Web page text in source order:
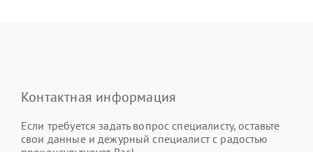
Контактная информация
Если требуется задать вопрос специалисту, оставьте
свои данные и дежурный специалист с радостью